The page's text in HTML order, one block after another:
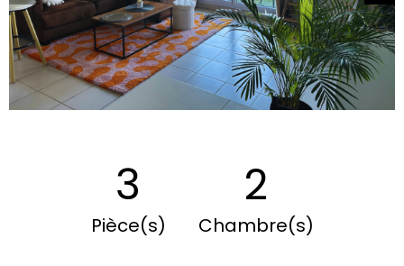
3
Pièce(s)
2
Chambre(s)